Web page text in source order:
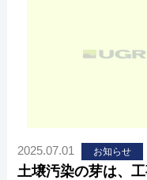
2025.07.01 お知らせ
土壌汚染の芽は、